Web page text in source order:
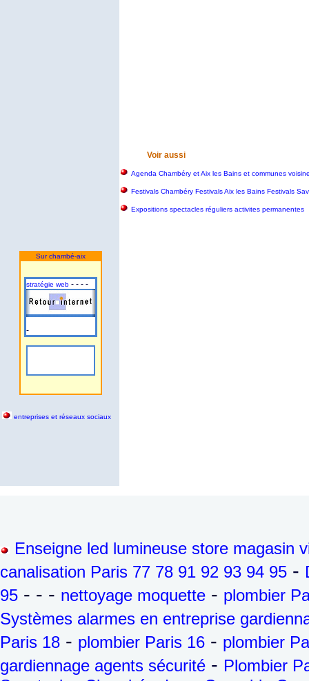
Sur chambé-aix
stratégie web - - - -
-
entreprises et réseaux sociaux
Voir aussi
Agenda Chambéry et Aix les Bains et communes
Festivals Chambéry Festivals Aix les Bains Festivals
Expositions spectacles réguliers activites permanentes
Enseigne led lumineuse store magasin
canalisation Paris 77 78 91 92 93 94 95 -
95 - - - nettoyage moquette - plombier
Systèmes alarmes en entreprise
Paris 18 - plombier Paris 16 - plombier
gardiennage agents sécurité - Plombier